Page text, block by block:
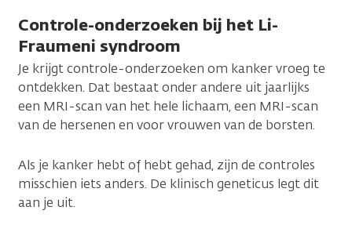
Controle-onderzoeken bij het Li-
Fraumeni syndroom
Je krijgt controle-onderzoeken om kanker vroeg te
ontdekken. Dat bestaat onder andere uit jaarlijks
een MRI-scan van het hele lichaam, een MRI-scan
van de hersenen en voor vrouwen van de borsten.
Als je kanker hebt of hebt gehad, zijn de controles
misschien iets anders. De klinisch geneticus legt dit
aan je uit.